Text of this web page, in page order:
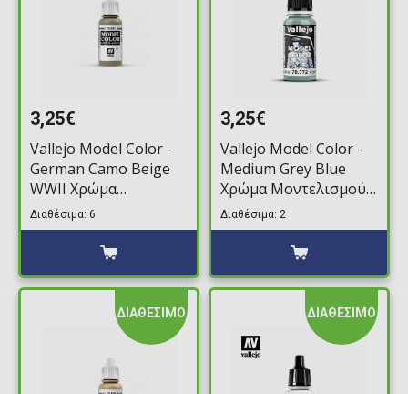
3,25€
Vallejo Model Color -
German Camo Beige
WWII Χρώμα
Μοντελισμού (18ml)
Διαθέσιμα: 6
3,25€
Vallejo Model Color -
Medium Grey Blue
Χρώμα Μοντελισμού
(18ml)
Διαθέσιμα: 2
ΔΙΑΘΕΣΙΜΟ ΔΙΑΘΕΣΙΜΟ